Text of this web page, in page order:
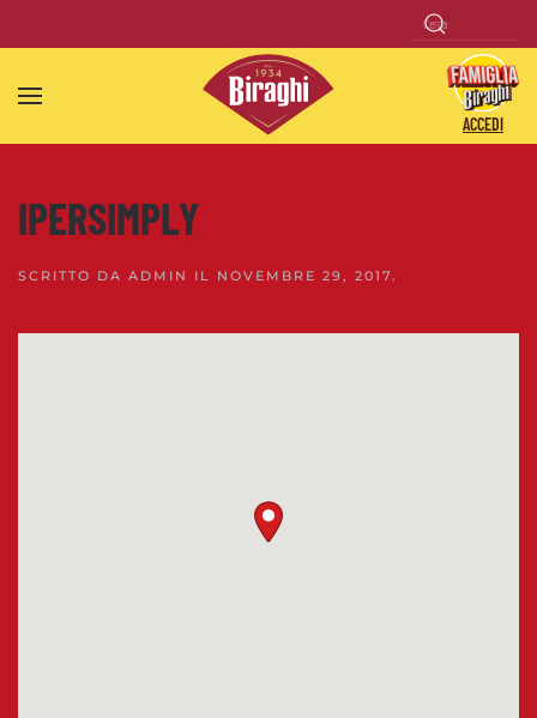
Skip to main content
ACCEDI
IPERSIMPLY
SCRITTO DA ADMIN IL NOVEMBRE 29, 2017.